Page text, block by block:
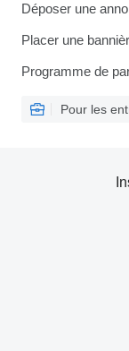
Déposer une
Placer une
Programme de
Pour les